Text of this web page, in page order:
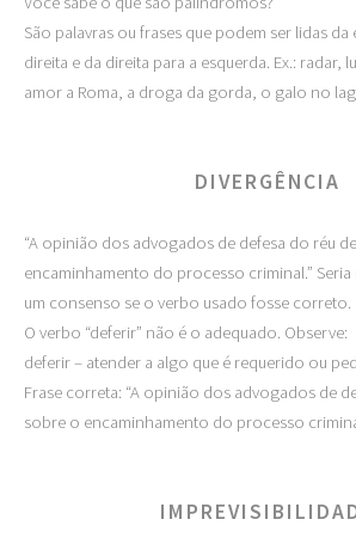
São palavras ou frases que podem ser lidas da
direita e da direita para a esquerda. Ex.: radar,
amor a Roma, a droga da gorda, o galo no
DIVERGÊNCIA
“A opinião dos advogados de defesa do réu
encaminhamento do processo criminal.” Seria
um consenso se o verbo usado fosse correto.
O verbo “deferir” não é o adequado. Observe:
deferir – atender a algo que é requerido ou
Frase correta: “A opinião dos advogados de
sobre o encaminhamento do processo